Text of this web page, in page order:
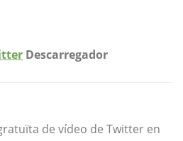
Descarregador
de vídeo de Twitter en